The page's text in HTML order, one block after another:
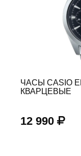
ЧАСЫ CASIO
КВАРЦЕВЫЕ
12 990